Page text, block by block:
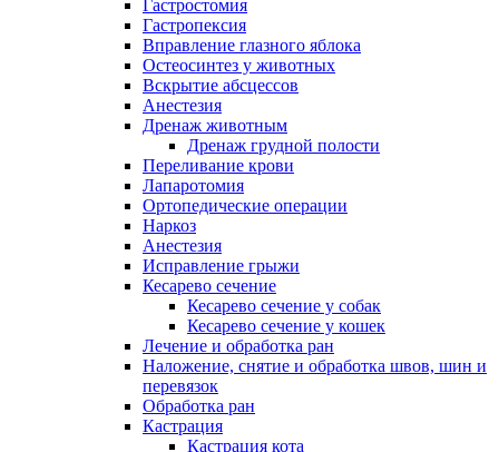
Гастростомия
Гастропексия
Вправление глазного яблока
Остеосинтез у животных
Вскрытие абсцессов
Анестезия
Дренаж животным
Дренаж грудной полости
Переливание крови
Лапаротомия
Ортопедические операции
Наркоз
Анестезия
Исправление грыжи
Кесарево сечение
Кесарево сечение у собак
Кесарево сечение у кошек
Лечение и обработка ран
Наложение, снятие и обработка швов, шин и
перевязок
Обработка ран
Кастрация
Кастрация кота